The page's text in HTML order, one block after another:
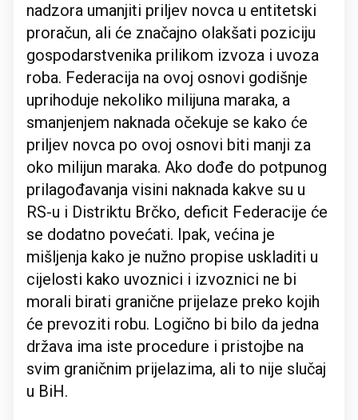
nadzora umanjiti priljev novca u entitetski
proračun, ali će značajno olakšati poziciju
gospodarstvenika prilikom izvoza i uvoza
roba. Federacija na ovoj osnovi godišnje
uprihoduje nekoliko milijuna maraka, a
smanjenjem naknada očekuje se kako će
priljev novca po ovoj osnovi biti manji za
oko milijun maraka. Ako dođe do potpunog
prilagođavanja visini naknada kakve su u
RS-u i Distriktu Brčko, deficit Federacije će
se dodatno povećati. Ipak, većina je
mišljenja kako je nužno propise uskladiti u
cijelosti kako uvoznici i izvoznici ne bi
morali birati granične prijelaze preko kojih
će prevoziti robu. Logično bi bilo da jedna
država ima iste procedure i pristojbe na
svim graničnim prijelazima, ali to nije slučaj
u BiH.